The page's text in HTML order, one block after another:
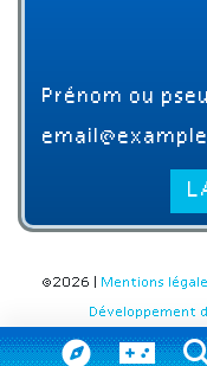
©2026 | Mentions
Développement